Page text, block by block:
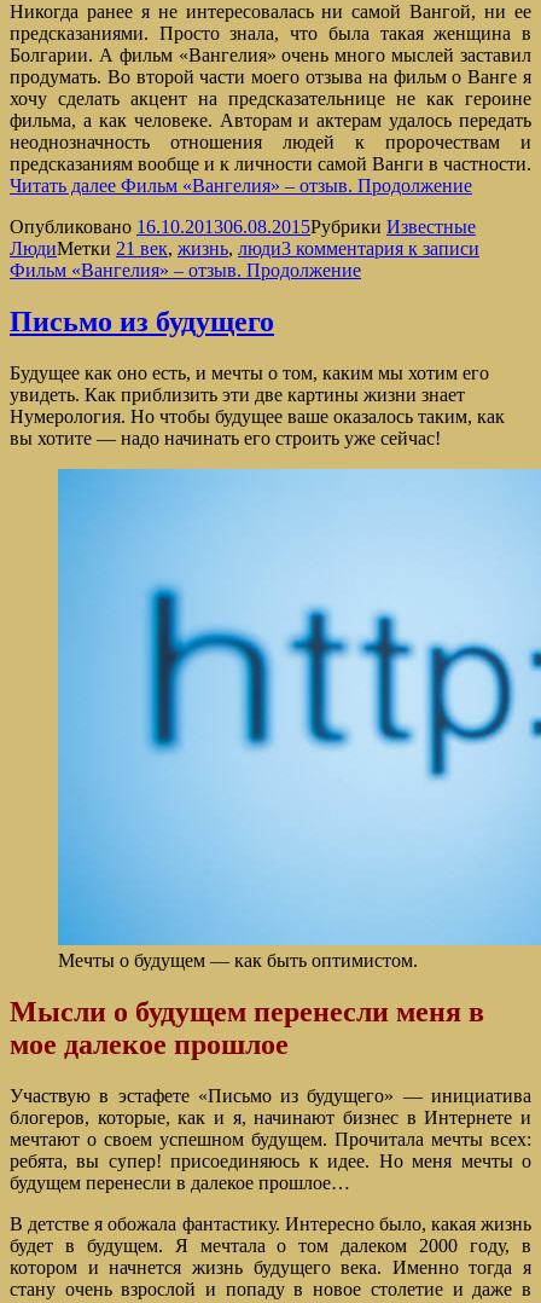
Никогда ранее я не интересовалась ни самой Вангой, ни ее
предсказаниями. Просто знала, что была такая женщина в
Болгарии. А фильм «Вангелия» очень много мыслей заставил
продумать. Во второй части моего отзыва на фильм о Ванге я
хочу сделать акцент на предсказательнице не как героине
фильма, а как человеке. Авторам и актерам удалось передать
неоднозначность отношения людей к пророчествам и
предсказаниям вообще и к личности самой Ванги в частности.
Читать далее Фильм «Вангелия» – отзыв. Продолжение
Опубликовано 16.10.201306.08.2015Рубрики Известные
ЛюдиМетки 21 век, жизнь, люди3 комментария к записи
Фильм «Вангелия» – отзыв. Продолжение
Письмо из будущего
Будущее как оно есть, и мечты о том, каким мы хотим его
увидеть. Как приблизить эти две картины жизни знает
Нумерология. Но чтобы будущее ваше оказалось таким, как
вы хотите — надо начинать его строить уже сейчас!
Мечты о будущем — как быть оптимистом.
Мысли о будущем перенесли меня в
мое далекое прошлое
Участвую в эстафете «Письмо из будущего» — инициатива
блогеров, которые, как и я, начинают бизнес в Интернете и
мечтают о своем успешном будущем. Прочитала мечты всех:
ребята, вы супер! присоединяюсь к идее. Но меня мечты о
будущем перенесли в далекое прошлое…
В детстве я обожала фантастику. Интересно было, какая жизнь
будет в будущем. Я мечтала о том далеком 2000 году, в
котором и начнется жизнь будущего века. Именно тогда я
стану очень взрослой и попаду в новое столетие и даже в